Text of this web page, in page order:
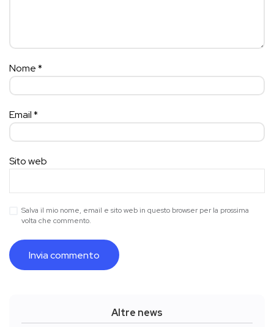
Nome*
Email*
Sito web
Salva il mio nome, email e sito web in questo browser per la prossima
volta che commento.
Altre news